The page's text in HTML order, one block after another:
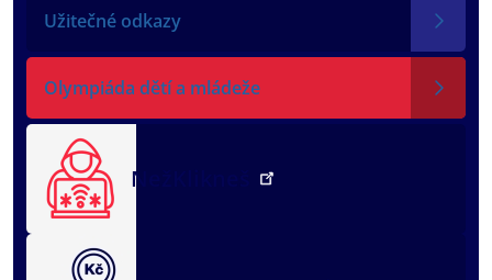
Užitečné odkazy
Olympiáda dětí a mládeže
NežKlikneš